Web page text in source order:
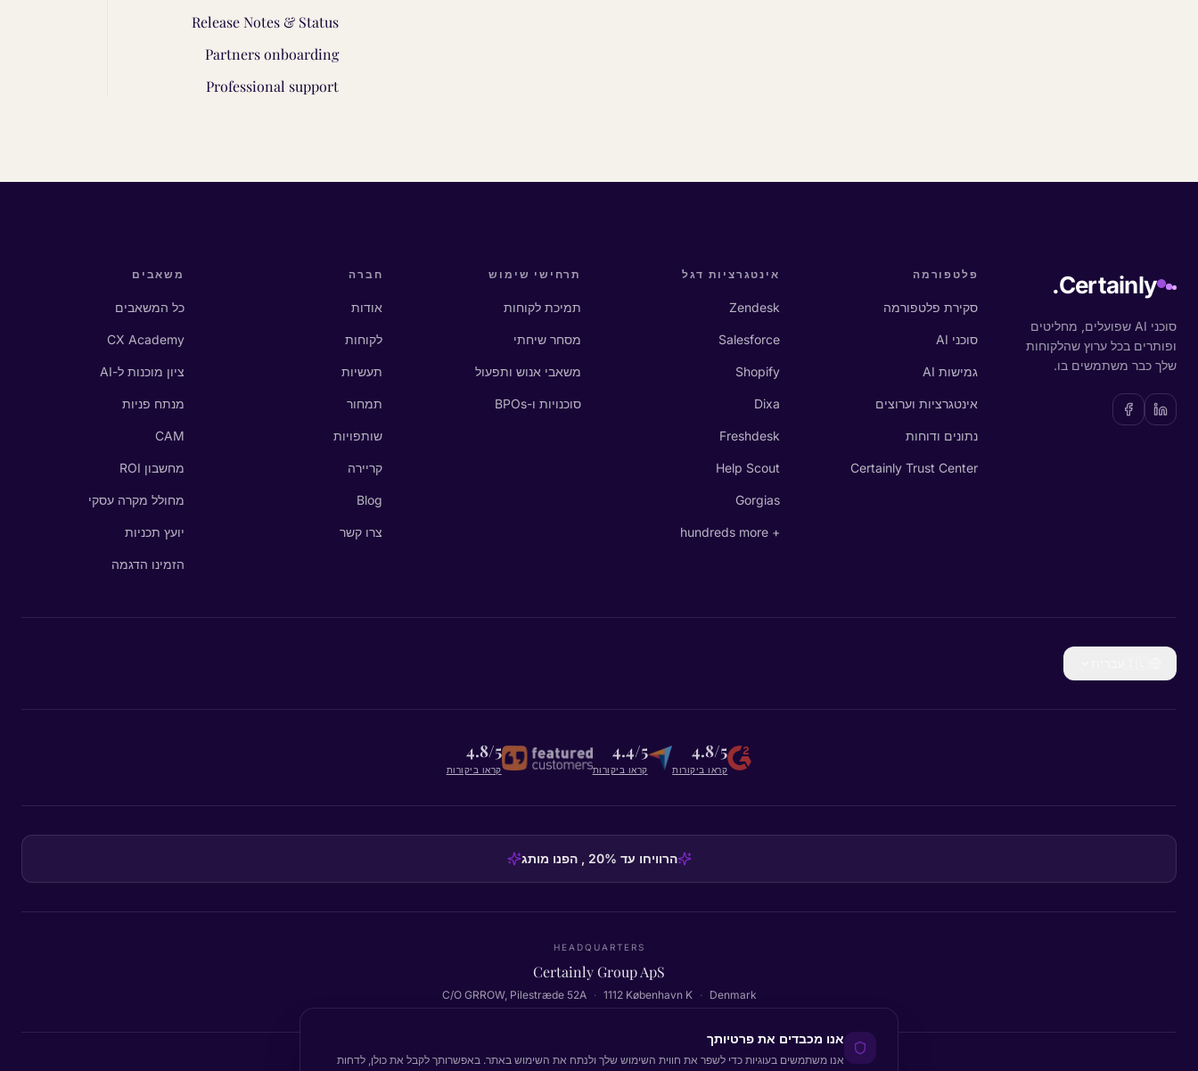
Release Notes & Status
Partners onboarding
Professional support
Certainly.
סוכני AI שפועלים, מחליטים
ופותרים בכל ערוץ שהלקוחות
שלך כבר משתמשים בו.
פלטפורמה
סקירת פלטפורמה
סוכני AI
גמישות AI
אינטגרציות וערוצים
נתונים ודוחות
Certainly Trust Center
אינטגרציות דגל
Zendesk
Salesforce
Shopify
Dixa
Freshdesk
Help Scout
Gorgias
+ hundreds more
תרחישי שימוש
תמיכת לקוחות
מסחר שיחתי
משאבי אנוש ותפעול
סוכנויות ו-BPOs
חברה
אודות
לקוחות
תעשיות
תמחור
שותפויות
קריירה
Blog
צרו קשר
משאבים
כל המשאבים
CX Academy
ציון מוכנות ל-AI
מנתח פניות
CAM
מחשבון ROI
מחולל מקרה עסקי
יועץ תכניות
הזמינו הדגמה
4.8/5
קראו ביקורות
4.4/5
קראו ביקורות
4.8/5
קראו ביקורות
הרוויחו עד 20% , הפנו מותג
HEADQUARTERS
Certainly Group ApS
C/O GRROW, Pilestræde 52A · 1112 København K · Denmark
חזרה לראש העמוד
אנו מכבדים את פרטיותך
אנו משתמשים בעוגיות כדי לשפר את חווית השימוש שלך ולנתח את השימוש באתר. באפשרותך לקבל את כולן, לדחות